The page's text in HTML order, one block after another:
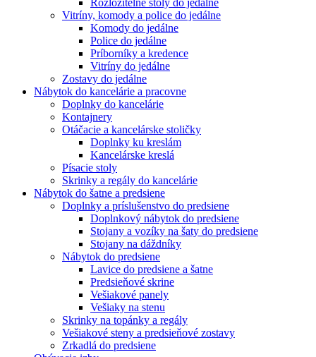
Vitríny, komody a police do jedálne
Komody do jedálne
Police do jedálne
Príborníky a kredence
Vitríny do jedálne
Zostavy do jedálne
Nábytok do kancelárie a pracovne
Doplnky do kancelárie
Kontajnery
Otáčacie a kancelárske stoličky
Doplnky ku kreslám
Kancelárske kreslá
Písacie stoly
Skrinky a regály do kancelárie
Nábytok do šatne a predsiene
Doplnky a príslušenstvo do predsiene
Doplnkový nábytok do predsiene
Stojany a vozíky na šaty do predsiene
Stojany na dáždníky
Nábytok do predsiene
Lavice do predsiene a šatne
Predsieňové skrine
Vešiakové panely
Vešiaky na stenu
Skrinky na topánky a regály
Vešiakové steny a predsieňové zostavy
Zrkadlá do predsiene